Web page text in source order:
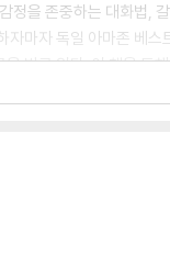
을 존중하는 대화법,
마자 독일 아마존 베스
받고 있다. 이 책을 통
이고 향상되기를 바란다.